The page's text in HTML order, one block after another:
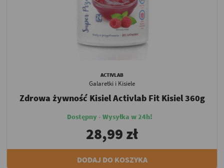
ACTIVLAB
Galaretki i Kisiele
Zdrowa żywność Kisiel Activlab Fit Kisiel 360g
Dostępny - Wysyłka w 24h!
28,99 zł
DODAJ DO KOSZYKA